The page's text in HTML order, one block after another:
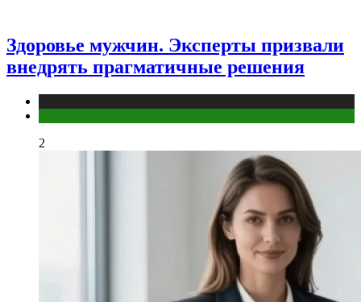
Здоровье мужчин. Эксперты призвали
внедрять прагматичные решения
2